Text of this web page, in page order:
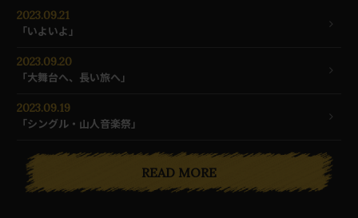
2023.09.21
「いよいよ」
2023.09.20
「大舞台へ、長い旅へ」
2023.09.19
「シングル・山人音楽祭」
READ MORE